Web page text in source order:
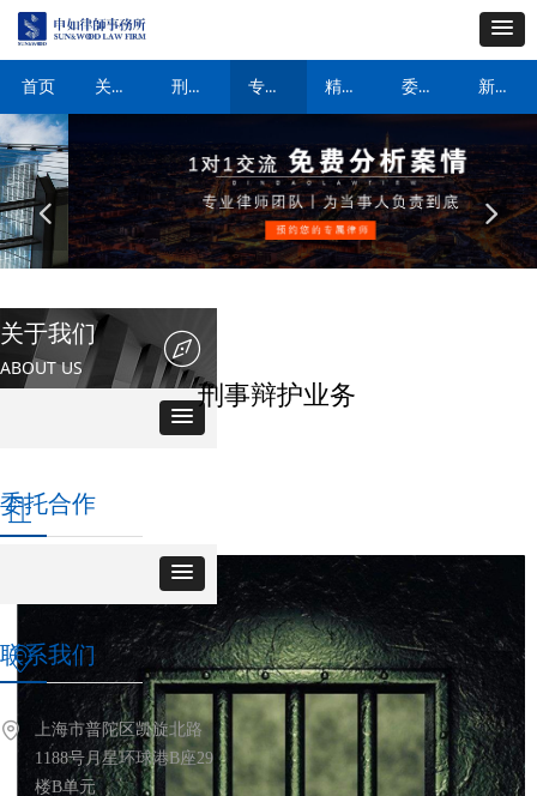
首页 关于我们 刑事案件 专业领域 精英律师 委托合作 新闻动态
넳 넲
上海市普陀区凯旋北路
1188号月星环球港B座29
楼B单元
ꁀ
关于我们
ABOUT US
委托合作
联系我们
ꀶ
ꀷ
刑事辩护业务